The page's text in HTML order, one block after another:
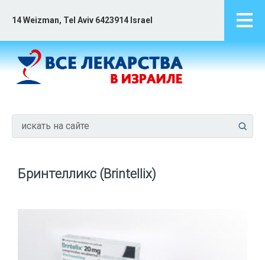
14 Weizman, Tel Aviv 6423914 Israel
Бринтелликс (Brintellix)